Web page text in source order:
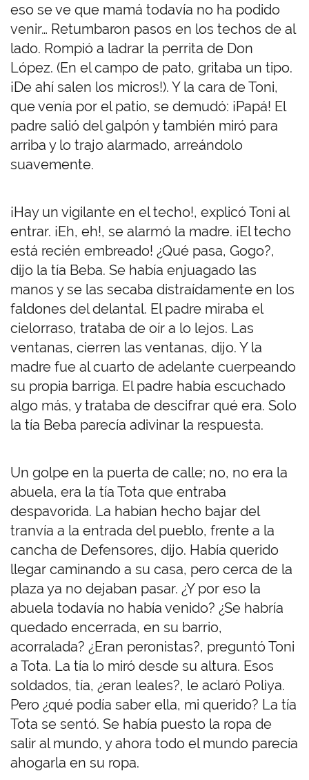
eso se ve que mamá todavía no ha podido
venir… Retumbaron pasos en los techos de al
lado. Rompió a ladrar la perrita de Don
López. (En el campo de pato, gritaba un tipo.
¡De ahí salen los micros!). Y la cara de Toni,
que venía por el patio, se demudó: ¡Papá! El
padre salió del galpón y también miró para
arriba y lo trajo alarmado, arreándolo
suavemente.
¡Hay un vigilante en el techo!, explicó Toni al
entrar. ¡Eh, eh!, se alarmó la madre. ¡El techo
está recién embreado! ¿Qué pasa, Gogo?,
dijo la tía Beba. Se había enjuagado las
manos y se las secaba distraídamente en los
faldones del delantal. El padre miraba el
cielorraso, trataba de oír a lo lejos. Las
ventanas, cierren las ventanas, dijo. Y la
madre fue al cuarto de adelante cuerpeando
su propia barriga. El padre había escuchado
algo más, y trataba de descifrar qué era. Solo
la tía Beba parecía adivinar la respuesta.
Un golpe en la puerta de calle; no, no era la
abuela, era la tía Tota que entraba
despavorida. La habían hecho bajar del
tranvía a la entrada del pueblo, frente a la
cancha de Defensores, dijo. Había querido
llegar caminando a su casa, pero cerca de la
plaza ya no dejaban pasar. ¿Y por eso la
abuela todavía no había venido? ¿Se habría
quedado encerrada, en su barrio,
acorralada? ¿Eran peronistas?, preguntó Toni
a Tota. La tía lo miró desde su altura. Esos
soldados, tía, ¿eran leales?, le aclaró Poliya.
Pero ¿qué podía saber ella, mi querido? La tía
Tota se sentó. Se había puesto la ropa de
salir al mundo, y ahora todo el mundo parecía
ahogarla en su ropa.